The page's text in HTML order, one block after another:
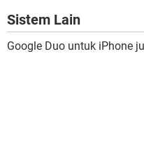
Sistem Lain
Google Duo untuk iPhone